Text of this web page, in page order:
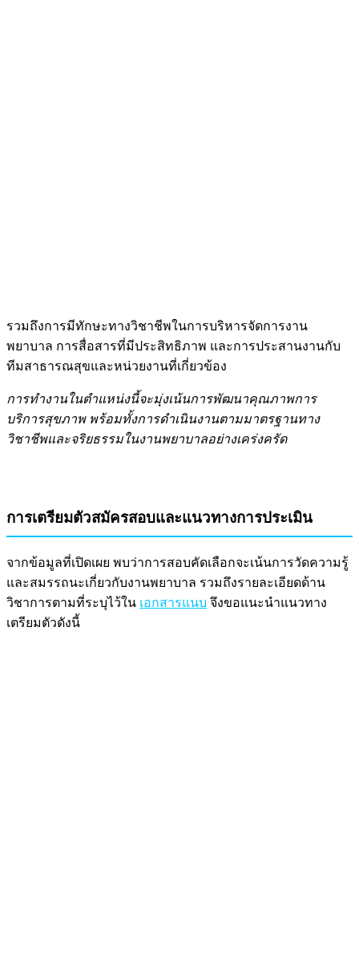
รวมถึงการมีทักษะทางวิชาชีพในการบริหารจัดการงาน
พยาบาล การสื่อสารที่มีประสิทธิภาพ และการประสานงานกับ
ทีมสาธารณสุขและหน่วยงานที่เกี่ยวข้อง
การทำงานในตำแหน่งนี้จะมุ่งเน้นการพัฒนาคุณภาพการ
บริการสุขภาพ พร้อมทั้งการดำเนินงานตามมาตรฐานทาง
วิชาชีพและจริยธรรมในงานพยาบาลอย่างเคร่งครัด
การเตรียมตัวสมัครสอบและแนวทางการประเมิน
จากข้อมูลที่เปิดเผย พบว่าการสอบคัดเลือกจะเน้นการวัดความรู้
และสมรรถนะเกี่ยวกับงานพยาบาล รวมถึงรายละเอียดด้าน
วิชาการตามที่ระบุไว้ใน เอกสารแนบ จึงขอแนะนำแนวทาง
เตรียมตัวดังนี้